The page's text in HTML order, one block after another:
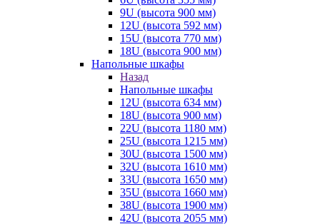
9U (высота 900 мм)
12U (высота 592 мм)
15U (высота 770 мм)
18U (высота 900 мм)
Напольные шкафы
Назад
Напольные шкафы
12U (высота 634 мм)
18U (высота 900 мм)
22U (высота 1180 мм)
25U (высота 1215 мм)
30U (высота 1500 мм)
32U (высота 1610 мм)
33U (высота 1650 мм)
35U (высота 1660 мм)
38U (высота 1900 мм)
42U (высота 2055 мм)